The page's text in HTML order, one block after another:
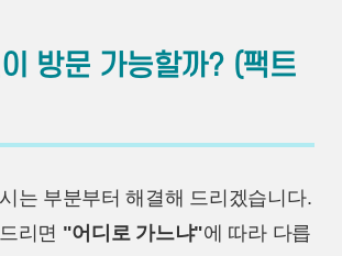
방문 가능할까? (팩트
는 부분부터 해결해 드리겠습니다.
리면 "어디로 가느냐"에 따라 다릅